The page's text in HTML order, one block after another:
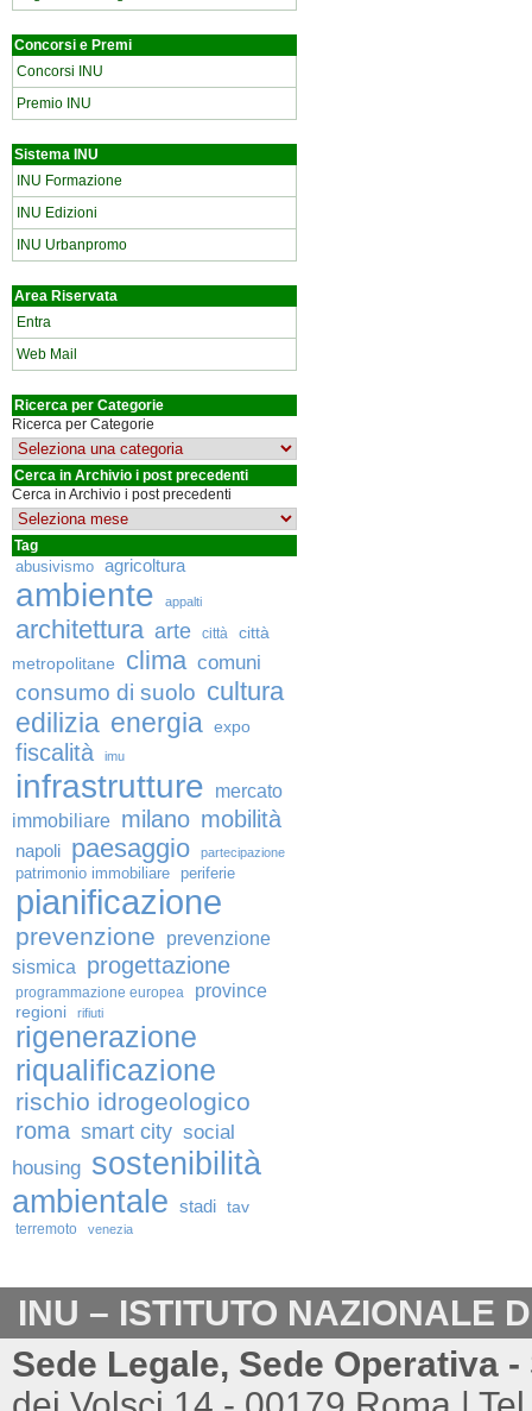
Concorsi e Premi
Concorsi INU
Premio INU
Sistema INU
INU Formazione
INU Edizioni
INU Urbanpromo
Area Riservata
Entra
Web Mail
Ricerca per Categorie
Ricerca per Categorie
Cerca in Archivio i post precedenti
Cerca in Archivio i post precedenti
Tag
abusivismo agricoltura
ambiente appalti
architettura arte città
città
metropolitane
clima comuni
consumo di suolo cultura
edilizia energia expo
fiscalità imu
infrastrutture
mercato
immobiliare milano mobilità
napoli paesaggio partecipazione
patrimonio immobiliare periferie
pianificazione
prevenzione
prevenzione
sismica
progettazione
programmazione europea province
regioni rifiuti
rigenerazione
riqualificazione
rischio idrogeologico
roma smart city social
housing sostenibilità
ambientale stadi tav
terremoto venezia
INU – ISTITUTO NAZIONALE
Sede Legale, Sede Operativa